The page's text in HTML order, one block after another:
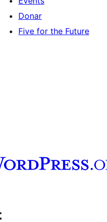
Donar
Five for the Future
channel
our Tumblr account